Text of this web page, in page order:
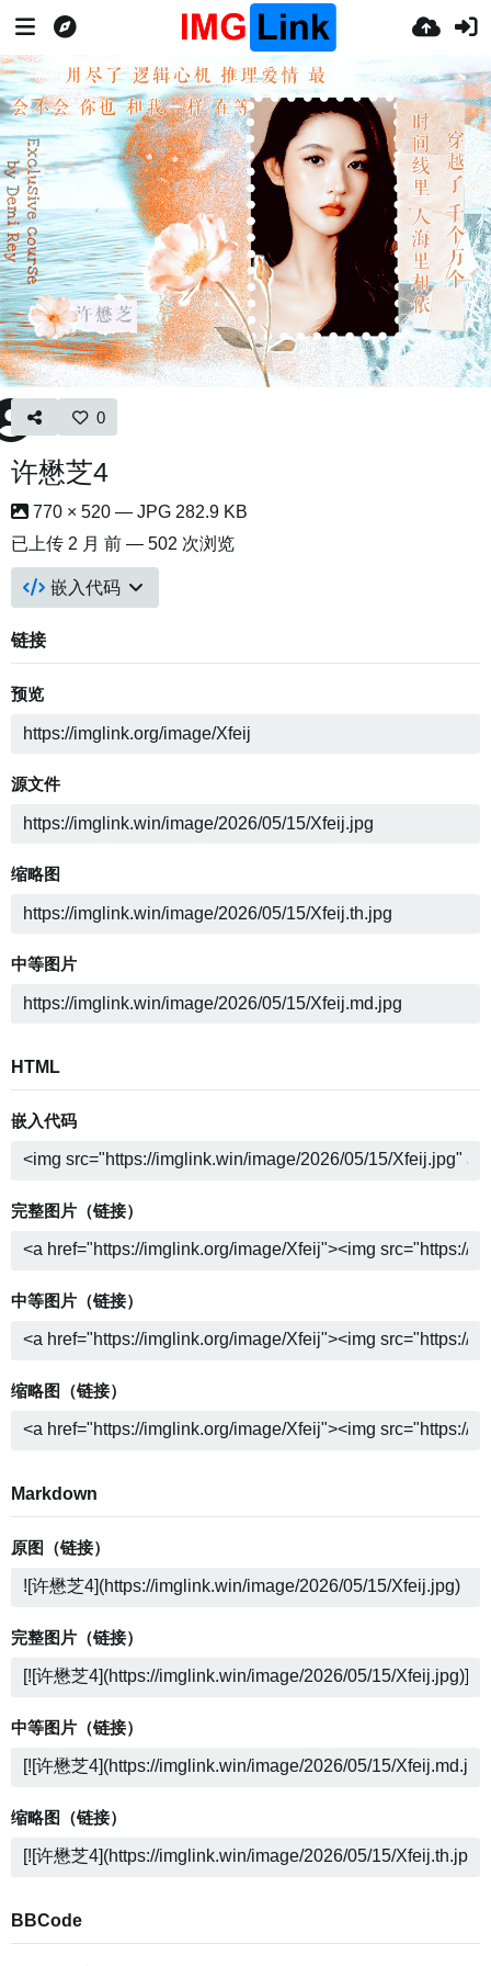
0
许懋芝4
770 × 520 — JPG 282.9 KB
已上传 2 月 前 — 502 次浏览
嵌入代码
链接
预览
源文件
缩略图
中等图片
HTML
嵌入代码
完整图片（链接）
中等图片（链接）
缩略图（链接）
Markdown
原图（链接）
完整图片（链接）
中等图片（链接）
缩略图（链接）
BBCode